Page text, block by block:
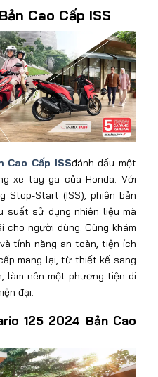
Cao Cấp ISS
Cao Cấp ISSđánh dấu một
xe tay ga của Honda. Với
Stop-Start (ISS), phiên bản
suất sử dụng nhiên liệu mà
người dùng. Cùng khám
tính năng an toàn, tiện ích
mang lại, từ thiết kế sang
làm nên một phương tiện di
đại.
125 2024 Bản Cao